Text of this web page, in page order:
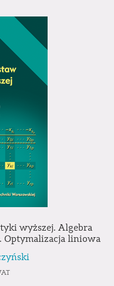
wyższej. Algebra
Optymalizacja liniowa